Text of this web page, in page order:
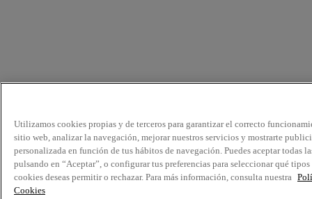
Utilizamos cookies propias y de terceros para garantizar el correcto
sitio web, analizar la navegación, mejorar nuestros servicios y mostrarte
personalizada en función de tus hábitos de navegación. Puedes aceptar todas
pulsando en “Aceptar”, o configurar tus preferencias para seleccionar qué tipos
cookies deseas permitir o rechazar. Para más información, consulta nuestra
Cookies